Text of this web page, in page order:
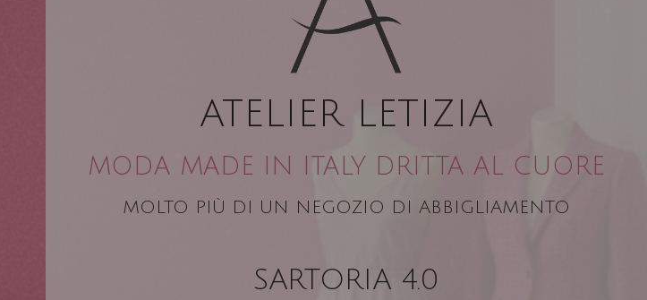
ATELIER LETIZIA
MODA MADE IN ITALY DRITTA AL CUORE
MOLTO PIÙ DI UN NEGOZIO DI ABBIGLIAMENTO
SARTORIA 4.0